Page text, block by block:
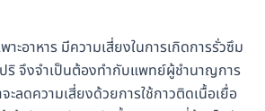
ะอาหาร มีความเสี่ยงในการเกิดการรั่วซึม
ริ จึงจำเป็นต้องทำกับแพทย์ผู้ชำนาญการ
ะลดความเสี่ยงด้วยการใช้กาวติดเนื้อเยื่อ